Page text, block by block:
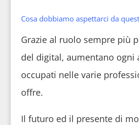
Cosa dobbiamo aspettarci da
Grazie al ruolo sempre più
del digital, aumentano ogni
occupati nelle varie
offre.
Il futuro ed il presente di